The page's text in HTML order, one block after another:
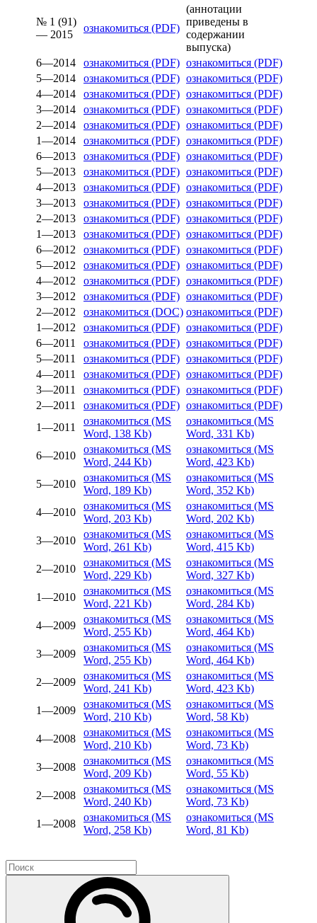
№ 1 (91)
— 2015
ознакомиться (PDF)
(аннотации
приведены в
содержании
выпуска)
6—2014
ознакомиться (PDF) ознакомиться (PDF)
5—2014
ознакомиться (PDF) ознакомиться (PDF)
4—2014
ознакомиться (PDF) ознакомиться (PDF)
3—2014
ознакомиться (PDF) ознакомиться (PDF)
2—2014
ознакомиться (PDF) ознакомиться (PDF)
1—2014
ознакомиться (PDF) ознакомиться (PDF)
6—2013
ознакомиться (PDF) ознакомиться (PDF)
5—2013
ознакомиться (PDF) ознакомиться (PDF)
4—2013
ознакомиться (PDF) ознакомиться (PDF)
3—2013
ознакомиться (PDF) ознакомиться (PDF)
2—2013
ознакомиться (PDF) ознакомиться (PDF)
1—2013
ознакомиться (PDF) ознакомиться (PDF)
6—2012
ознакомиться (PDF) ознакомиться (PDF)
5—2012
ознакомиться (PDF) ознакомиться (PDF)
4—2012
ознакомиться (PDF) ознакомиться (PDF)
3—2012
ознакомиться (PDF) ознакомиться (PDF)
2—2012
ознакомиться (DOC) ознакомиться (PDF)
1—2012
ознакомиться (PDF) ознакомиться (PDF)
6—2011
ознакомиться (PDF) ознакомиться (PDF)
5—2011
ознакомиться (PDF) ознакомиться (PDF)
4—2011
ознакомиться (PDF) ознакомиться (PDF)
3—2011
ознакомиться (PDF) ознакомиться (PDF)
2—2011
ознакомиться (PDF) ознакомиться (PDF)
1—2011
ознакомиться (MS
Word, 138 Kb)
ознакомиться (MS
Word, 331 Kb)
6—2010
ознакомиться (MS
Word, 244 Kb)
ознакомиться (MS
Word, 423 Kb)
5—2010
ознакомиться (MS
Word, 189 Kb)
ознакомиться (MS
Word, 352 Kb)
4—2010
ознакомиться (MS
Word, 203 Kb)
ознакомиться (MS
Word, 202 Kb)
3—2010
ознакомиться (MS
Word, 261 Kb)
ознакомиться (MS
Word, 415 Kb)
2—2010
ознакомиться (MS
Word, 229 Kb)
ознакомиться (MS
Word, 327 Kb)
1—2010
ознакомиться (MS
Word, 221 Kb)
ознакомиться (MS
Word, 284 Kb)
4—2009
ознакомиться (MS
Word, 255 Kb)
ознакомиться (MS
Word, 464 Kb)
3—2009
ознакомиться (MS
Word, 255 Kb)
ознакомиться (MS
Word, 464 Kb)
2—2009
ознакомиться (MS
Word, 241 Kb)
ознакомиться (MS
Word, 423 Kb)
1—2009
ознакомиться (MS
Word, 210 Kb)
ознакомиться (MS
Word, 58 Kb)
4—2008
ознакомиться (MS
Word, 210 Kb)
ознакомиться (MS
Word, 73 Kb)
3—2008
ознакомиться (MS
Word, 209 Kb)
ознакомиться (MS
Word, 55 Kb)
2—2008
ознакомиться (MS
Word, 240 Kb)
ознакомиться (MS
Word, 73 Kb)
1—2008
ознакомиться (MS
Word, 258 Kb)
ознакомиться (MS
Word, 81 Kb)